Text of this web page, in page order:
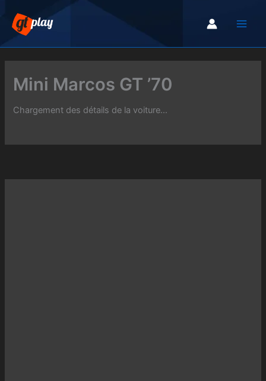
contenu
Mini Marcos GT ’70
Chargement des détails de la voiture...